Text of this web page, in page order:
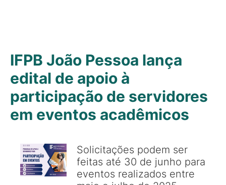
IFPB João Pessoa lança
edital de apoio à
participação de servidores
em eventos acadêmicos
Solicitações podem ser
feitas até 30 de junho para
eventos realizados entre